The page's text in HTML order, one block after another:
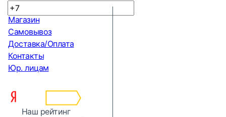
Магазин
Самовывоз
Доставка/Оплата
Контакты
Юр. лицам
Наш рейтинг